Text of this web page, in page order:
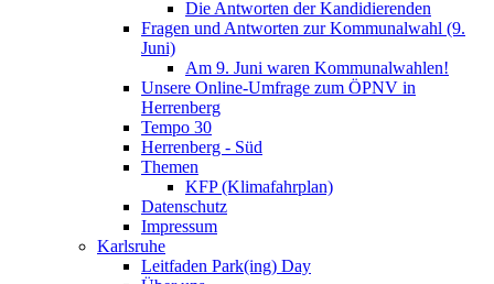
Die Antworten der Kandidierenden
Fragen und Antworten zur Kommunalwahl (9.
Juni)
Am 9. Juni waren Kommunalwahlen!
Unsere Online-Umfrage zum ÖPNV in
Herrenberg
Tempo 30
Herrenberg - Süd
Themen
KFP (Klimafahrplan)
Datenschutz
Impressum
Karlsruhe
Leitfaden Park(ing) Day